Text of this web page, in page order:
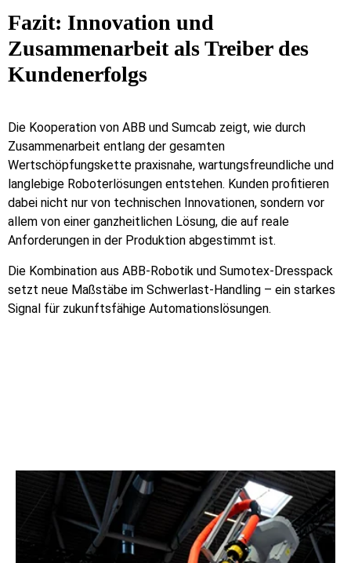
Fazit: Innovation und
Zusammenarbeit als Treiber des
Kundenerfolgs
Die Kooperation von ABB und Sumcab zeigt, wie durch
Zusammenarbeit entlang der gesamten
Wertschöpfungskette praxisnahe, wartungsfreundliche und
langlebige Roboterlösungen entstehen. Kunden profitieren
dabei nicht nur von technischen Innovationen, sondern vor
allem von einer ganzheitlichen Lösung, die auf reale
Anforderungen in der Produktion abgestimmt ist.
Die Kombination aus ABB-Robotik und Sumotex-Dresspack
setzt neue Maßstäbe im Schwerlast-Handling – ein starkes
Signal für zukunftsfähige Automationslösungen.